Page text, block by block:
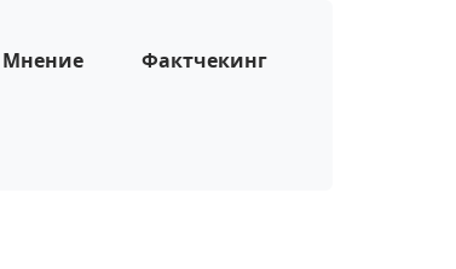
Мнение Фактчекинг